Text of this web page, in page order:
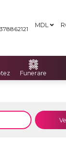
MDL
Funerare